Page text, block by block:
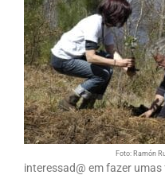
Foto: Ramón
interessad@ em fazer